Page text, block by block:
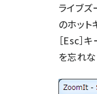
ライブズ
のホット
［Esc］
を忘れな